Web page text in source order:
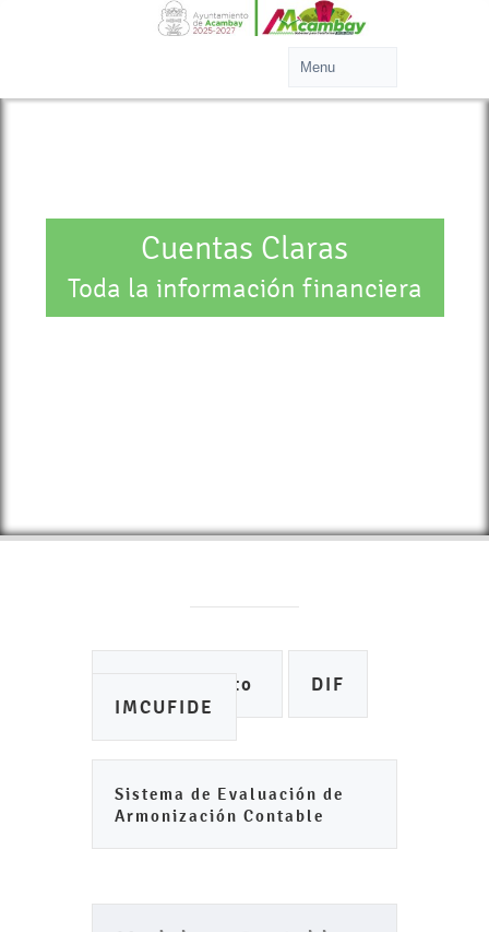
Cuentas Claras
Toda la información financiera
Ayuntamiento
DIF
IMCUFIDE
Sistema de Evaluación de
Armonización Contable